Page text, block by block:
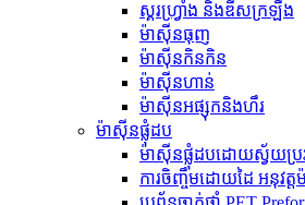
ស្គរហ្វ្រាំង និងឌីសក្រឡឹង
ម៉ាស៊ីនធុញ
ម៉ាស៊ីនកិនកិន
ម៉ាស៊ីនហាន់
ម៉ាស៊ីនអផ្សុកនិងហឹរ
ម៉ាស៊ីនផ្លុំដប
ម៉ាស៊ីនផ្លុំដបដោយស្វ័យប្រ
ការចិញ្ចឹមដោយដៃ អនុវត្ត